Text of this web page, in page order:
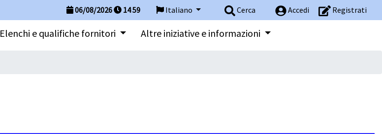
Accedi Registrati
Cerca
Italiano
06/08/2026 14:59
Elenchi e qualifiche fornitori Altre iniziative e informazioni